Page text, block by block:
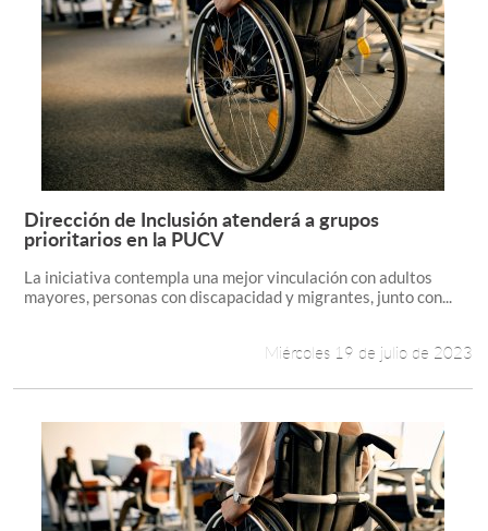
Leer más +
Dirección de Inclusión atenderá a grupos
prioritarios en la PUCV
La iniciativa contempla una mejor vinculación con adultos
mayores, personas con discapacidad y migrantes, junto con...
Miércoles 19 de julio de 2023